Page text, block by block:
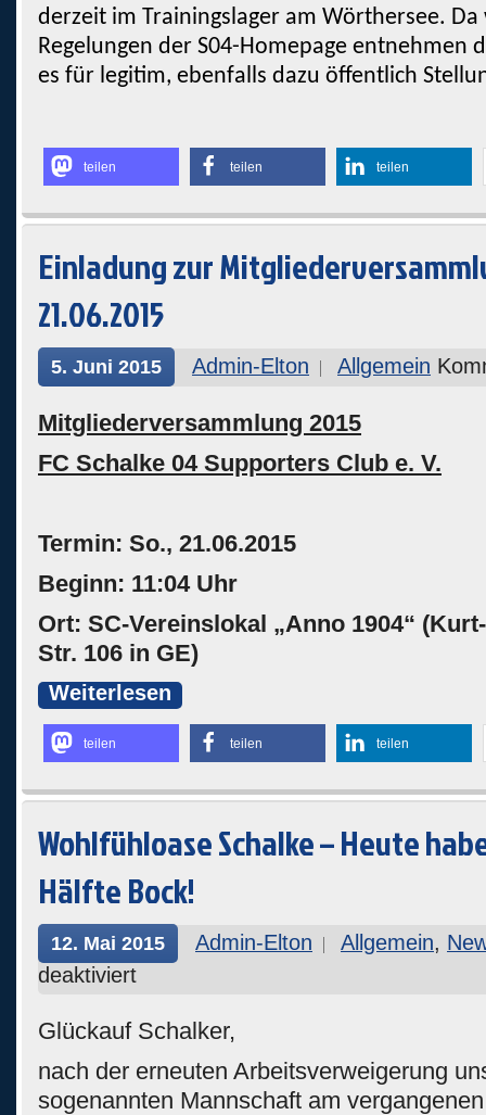
derzeit im Trainingslager am Wörthersee. Da
Regelungen der S04-Homepage entnehmen
es für legitim, ebenfalls dazu öffentlich
teilen teilen teilen
Einladung zur
21.06.2015
5. Juni 2015 Admin-Elton Allgemein
Mitgliederversammlung 2015
FC Schalke 04 Supporters Club e. V.
Termin: So., 21.06.2015
Beginn: 11:04 Uhr
Ort: SC-Vereinslokal „Anno 1904“
Str. 106 in GE)
Weiterlesen
teilen teilen teilen
Wohlfühloase Schalke – Heute
Hälfte Bock!
12. Mai 2015 Admin-Elton Allgemein,
deaktiviert
Glückauf Schalker,
nach der erneuten Arbeitsverweigerung
sogenannten Mannschaft am